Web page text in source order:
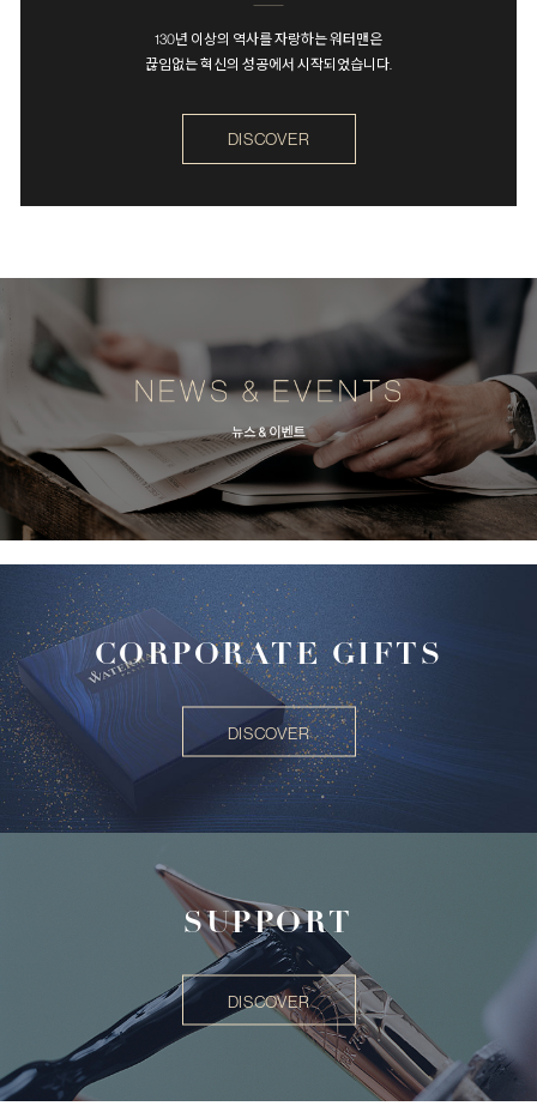
130년 이상의 역사를 자랑하는 워터맨은
끊임없는 혁신의 성공에서 시작되었습니다.
DISCOVER
CORPORATE GIFTS
DISCOVER
SUPPORT
DISCOVER